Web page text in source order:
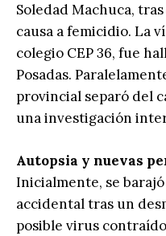
Soledad Machuca,
causa a femicidio. La
colegio CEP 36, fue
Posadas.
provincial separó del
una investigación
Autopsia y nuevas
Inicialmente, se
accidental tras un
posible virus